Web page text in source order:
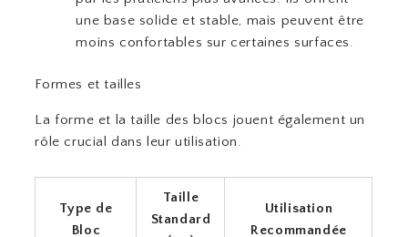
une base solide et stable, mais peuvent être
moins confortables sur certaines surfaces.
Formes et tailles
La forme et la taille des blocs jouent également un
rôle crucial dans leur utilisation.
Type de
Bloc
Taille
Standard
Utilisation
Recommandée